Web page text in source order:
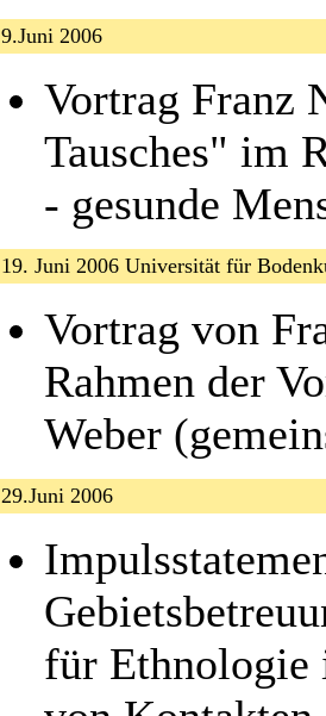
9.Juni 2006
Vortrag Franz
Tausches" im
- gesunde
19. Juni 2006 Universität für
Vortrag von
Rahmen der
Weber
29.Juni 2006
für Ethnologie